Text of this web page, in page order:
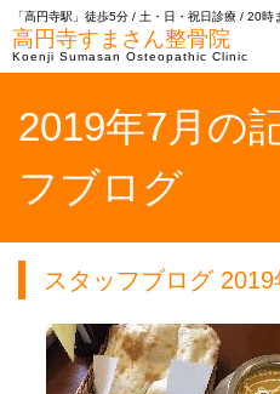
「高円寺駅」徒歩5分 / 土・日・祝日診療 / 20時
高円寺すまさん整骨院
Koenji Sumasan Osteopathic Clinic
2019年7月の
フブログ
スタッフブログ